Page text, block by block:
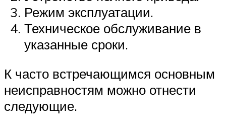
Режим эксплуатации.
Техническое обслуживание в
указанные сроки.
К часто встречающимся основным
неисправностям можно отнести
следующие.